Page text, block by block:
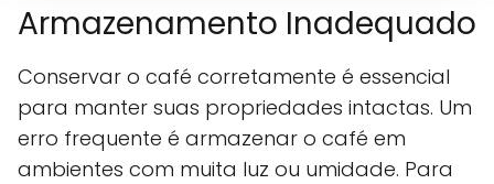
Armazenamento Inadequado
Conservar o café corretamente é essencial
para manter suas propriedades intactas. Um
erro frequente é armazenar o café em
ambientes com muita luz ou umidade. Para